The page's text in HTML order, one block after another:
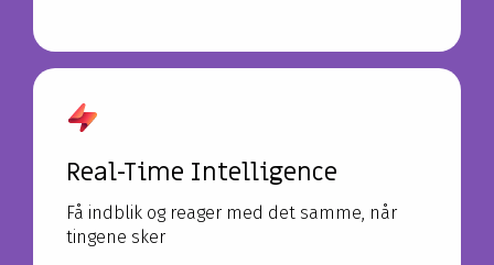
Real-Time Intelligence
Få indblik og reager med det samme, når
tingene sker